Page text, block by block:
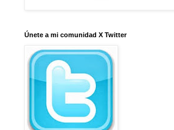
Únete a mi comunidad X Twitter